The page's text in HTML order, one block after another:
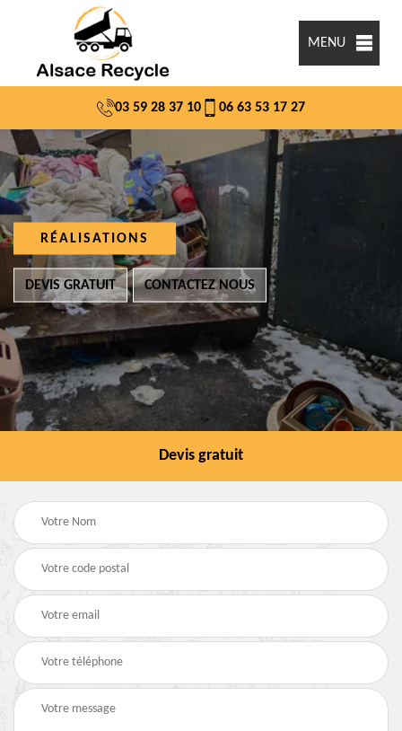
MENU
03 59 28 37 10 06 63 53 17 27
RÉALISATIONS
DEVIS GRATUIT CONTACTEZ NOUS
Devis gratuit